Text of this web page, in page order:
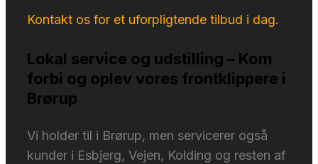
Kontakt os for et uforpligtende tilbud i dag.
Lokal service og udstilling – Kom
forbi og oplev vores frontklippere i
Brørup
Vi holder til i Brørup, men servicerer også
kunder i Esbjerg, Vejen, Kolding og resten af